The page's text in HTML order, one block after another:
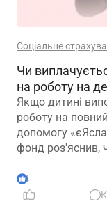
Соціальне
Чи
на роботу на
Якщо дитині
роботу на
допомогу
фонд роз'яснив,
4